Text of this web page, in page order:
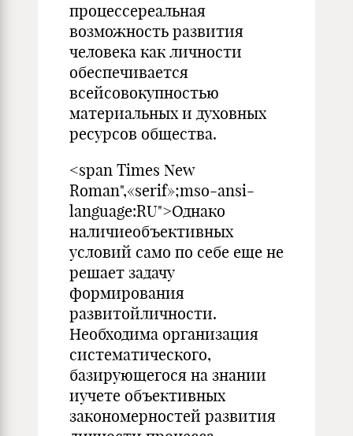
процессереальная
возможность развития
человека как личности
обеспечивается
всейсовокупностью
материальных и духовных
ресурсов общества.
<span Times New
Roman",«serif»;mso-ansi-
language:RU">Однако
наличиеобъективных
условий само по себе еще не
решает задачу
формирования
развитойличности.
Необходима организация
систематического,
базирующегося на знании
иучете объективных
закономерностей развития